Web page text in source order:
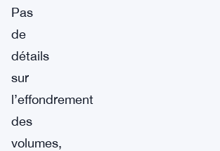
Pas
de
détails
sur
l’effondrement
des
volumes,